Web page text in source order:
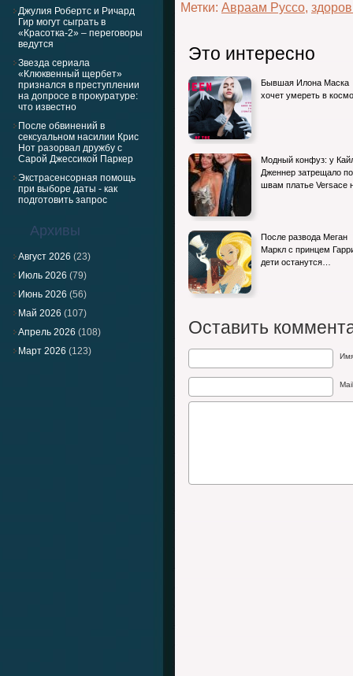
Джулия Робертс и Ричард
Гир могут сыграть в
«Красотка-2» – переговоры
ведутся
Звезда сериала
«Клюквенный щербет»
признался в преступлении
на допросе в прокуратуре:
что известно
После обвинений в
сексуальном насилии Крис
Нот разорвал дружбу с
Сарой Джессикой Паркер
Экстрасенсорная помощь
при выборе даты - как
подготовить запрос
Архивы
Август 2026 (23)
Июль 2026 (79)
Июнь 2026 (56)
Май 2026 (107)
Апрель 2026 (108)
Март 2026 (123)
Метки: Авраам Руссо,
Это интересно
Бывшая Илона Маска
хочет умереть в
Модный конфуз: у
Дженнер затрещало по
швам платье Versace
После развода Меган
Маркл с принцем
дети останутся…
Оставить